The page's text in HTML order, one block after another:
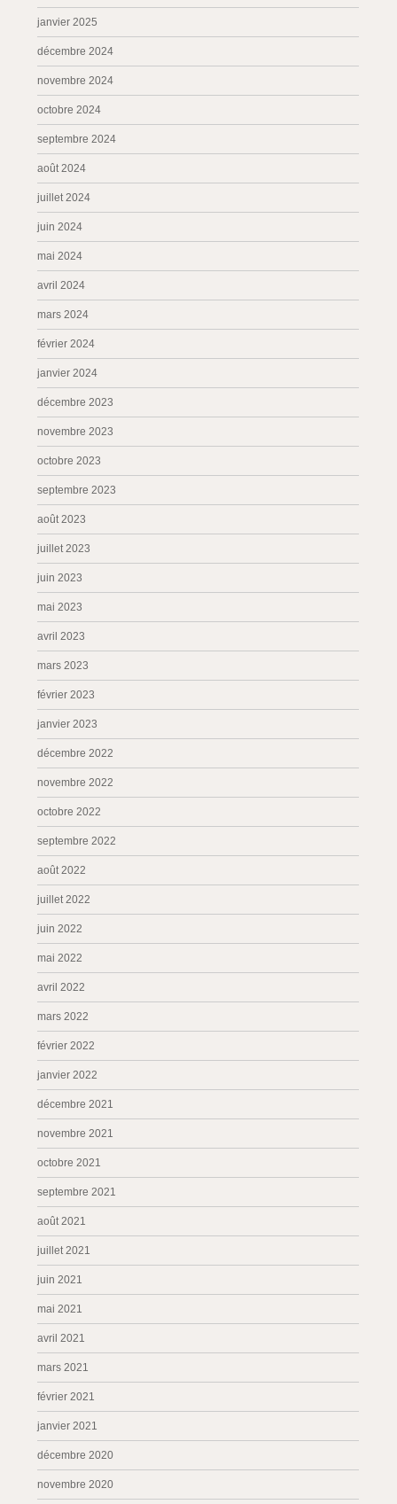
janvier 2025
décembre 2024
novembre 2024
octobre 2024
septembre 2024
août 2024
juillet 2024
juin 2024
mai 2024
avril 2024
mars 2024
février 2024
janvier 2024
décembre 2023
novembre 2023
octobre 2023
septembre 2023
août 2023
juillet 2023
juin 2023
mai 2023
avril 2023
mars 2023
février 2023
janvier 2023
décembre 2022
novembre 2022
octobre 2022
septembre 2022
août 2022
juillet 2022
juin 2022
mai 2022
avril 2022
mars 2022
février 2022
janvier 2022
décembre 2021
novembre 2021
octobre 2021
septembre 2021
août 2021
juillet 2021
juin 2021
mai 2021
avril 2021
mars 2021
février 2021
janvier 2021
décembre 2020
novembre 2020